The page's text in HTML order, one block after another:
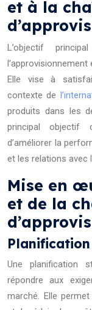
et à la
L’objectif
Elle vise à
contexte de
produits dans les
principal objectif
d’améliorer la
et les relations avec
Mise en
et de la
Une planification
répondre aux
marché. Elle